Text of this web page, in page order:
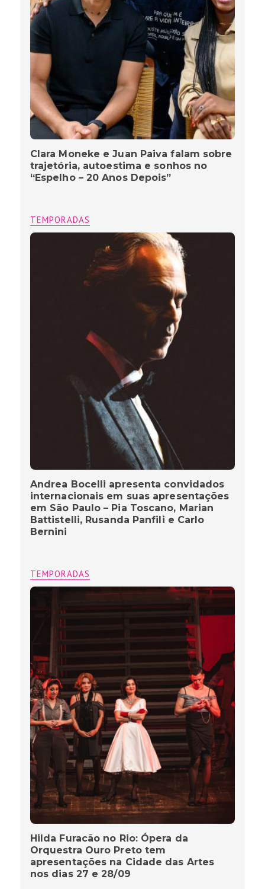
Clara Moneke e Juan Paiva falam sobre
trajetória, autoestima e sonhos no
“Espelho – 20 Anos Depois”
TEMPORADAS
Andrea Bocelli apresenta convidados
internacionais em suas apresentações
em São Paulo – Pia Toscano, Marian
Battistelli, Rusanda Panfili e Carlo
Bernini
TEMPORADAS
Hilda Furacão no Rio: Ópera da
Orquestra Ouro Preto tem
apresentações na Cidade das Artes
nos dias 27 e 28/09